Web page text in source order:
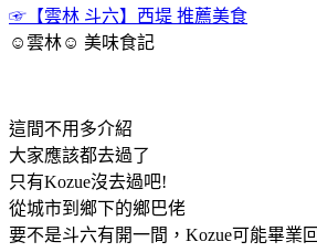
☞【雲林 斗六】西堤 推薦美食
☺雲林☺ 美味食記
這間不用多介紹
大家應該都去過了
只有Kozue沒去過吧!
從城市到鄉下的鄉巴佬
要不是斗六有開一間，Kozue可能畢業